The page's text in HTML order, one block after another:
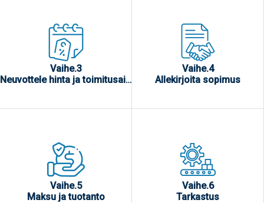
Vaihe.3
Neuvottele hinta ja toimitusaika
Vaihe.4
Allekirjoita sopimus
Vaihe.5
Maksu ja tuotanto
Vaihe.6
Tarkastus